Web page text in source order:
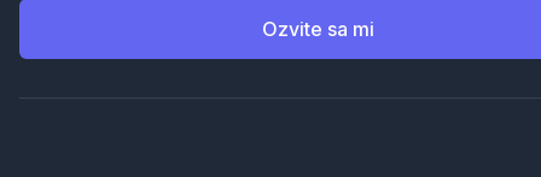
Ozvite sa mi